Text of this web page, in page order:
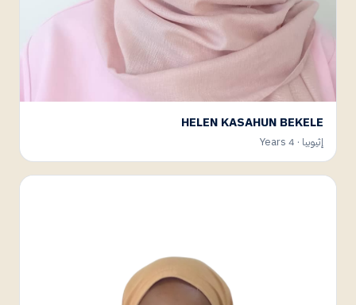
HELEN KASAHUN BEKELE
إثيوبيا · 4 Years